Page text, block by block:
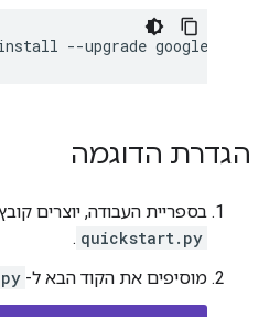
--upgrade google
הגדרת הדוגמה
בספריית העבודה, יוצרים
quickstart.py
.
מוסיפים את הקוד הבא ל-